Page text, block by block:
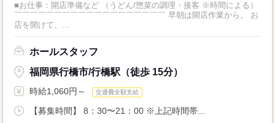
■お仕事：開店準備など （うどん/惣菜の調理・接客 ※時間による）
￣￣￣￣￣￣￣￣￣￣￣￣￣￣￣￣￣￣￣ 早朝は開店作業から。 お
店を開けて、...
ホールスタッフ
福岡県行橋市/行橋駅（徒歩 15分）
時給1,060円～ 交通費全額支給
【募集時間】 8：30〜21：00 ※上記時間帯...